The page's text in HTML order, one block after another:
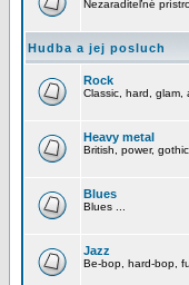
Nezaraditeľné
Hudba a jej posluch
Rock
Classic, hard, glam,
Heavy metal
British, power,
Blues
Blues ...
Jazz
Be-bop, hard-bop,